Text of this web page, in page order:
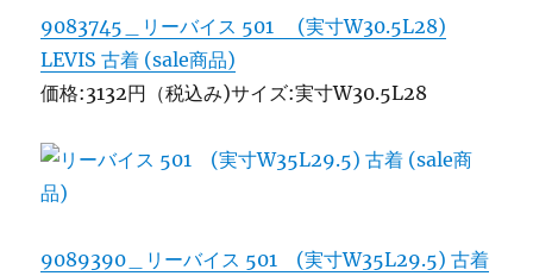
9083745＿リーバイス 501 (実寸W30.5L28)
LEVIS 古着 (sale商品)
価格:3132円（税込み)サイズ:実寸W30.5L28
9089390＿リーバイス 501 (実寸W35L29.5) 古着